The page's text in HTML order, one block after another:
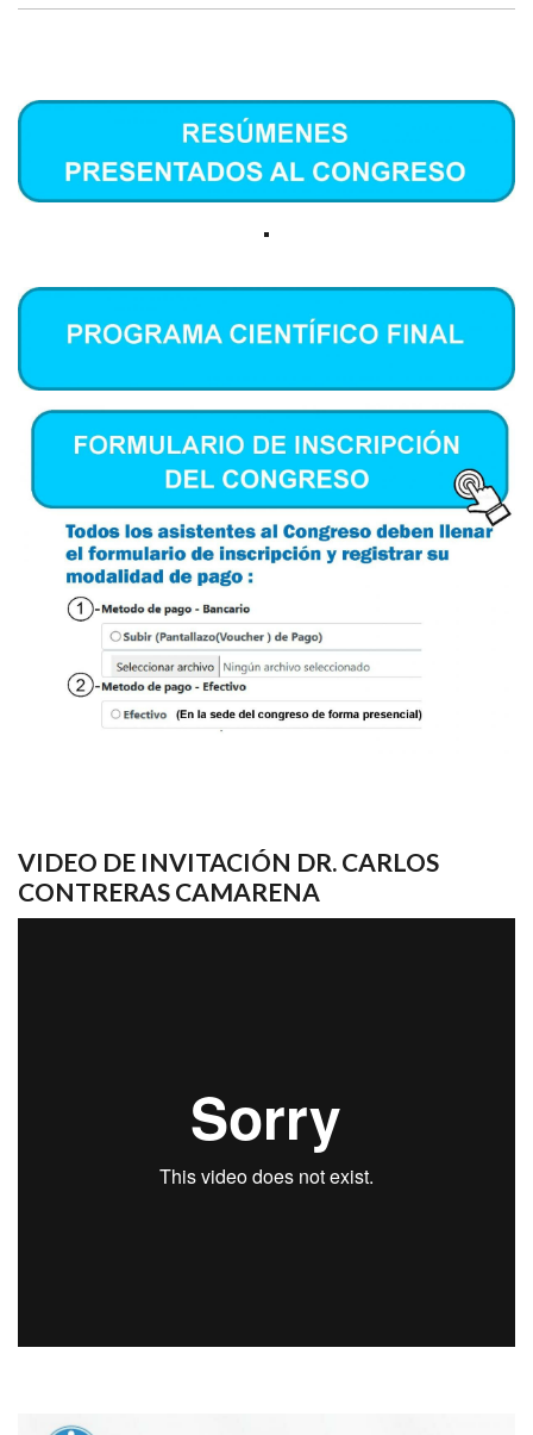
VIDEO DE INVITACIÓN DR. CARLOS
CONTRERAS CAMARENA